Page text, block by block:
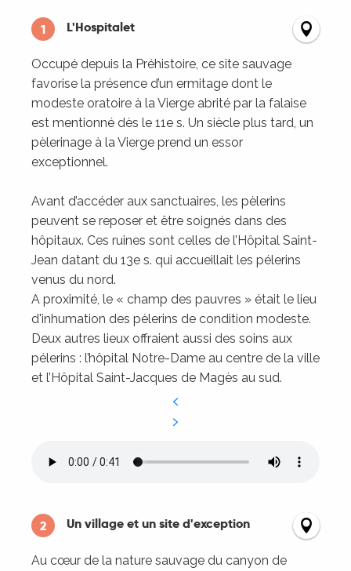
1 L'Hospitalet
Occupé depuis la Préhistoire, ce site sauvage
favorise la présence d’un ermitage dont le
modeste oratoire à la Vierge abrité par la falaise
est mentionné dès le 11e s. Un siècle plus tard, un
pèlerinage à la Vierge prend un essor
exceptionnel.
Avant d’accéder aux sanctuaires, les pèlerins
peuvent se reposer et être soignés dans des
hôpitaux. Ces ruines sont celles de l’Hôpital Saint-
Jean datant du 13e s. qui accueillait les pélerins
venus du nord.
A proximité, le « champ des pauvres » était le lieu
d'inhumation des pèlerins de condition modeste.
Deux autres lieux offraient aussi des soins aux
pélerins : l’hôpital Notre-Dame au centre de la ville
et l’Hôpital Saint-Jacques de Magès au sud.
2 Un village et un site d'exception
Au cœur de la nature sauvage du canyon de